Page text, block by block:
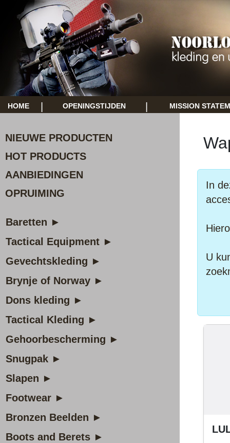
HOME OPENINGSTIJDEN MISSION
NIEUWE PRODUCTEN
HOT PRODUCTS
AANBIEDINGEN
OPRUIMING
Baretten ►
Tactical Equipment ►
Gevechtskleding ►
Brynje of Norway ►
Dons kleding ►
Tactical Kleding ►
Gehoorbescherming ►
Snugpak ►
Slapen ►
Footwear ►
Bronzen Beelden ►
Boots and Berets ►
In
U